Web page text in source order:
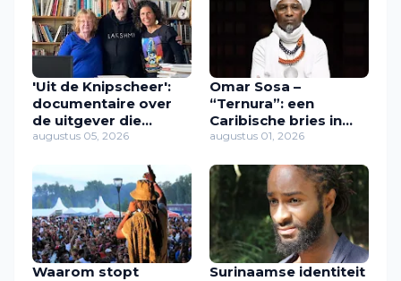
'Uit de Knipscheer':
documentaire over
de uitgever die
Caribische stemmen
augustus 05, 2026
Omar Sosa –
“Ternura”: een
Caribische bries in
muziek
augustus 01, 2026
Waarom stopt
Surinaamse identiteit